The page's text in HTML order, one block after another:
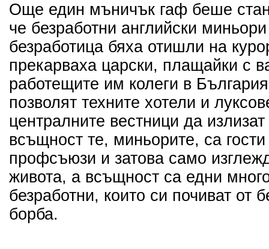
Още един мъничък гаф беше
че безработни английски
безработица бяха отишли на
прекарваха царски, плащайки с
работещите им колеги в
позволят техните хотели и
централните вестници да
всъщност те, миньорите, са
профсъюзи и затова само
живота, а всъщност са едни
безработни, които си почиват от
борба.